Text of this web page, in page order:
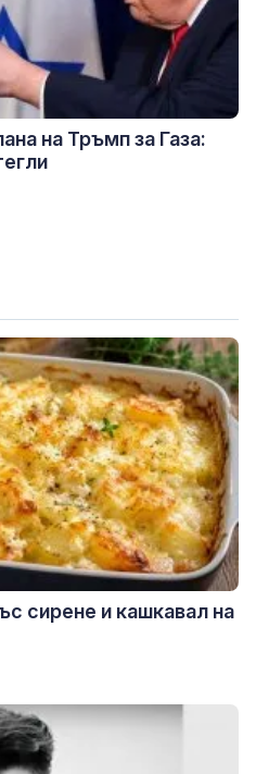
на Тръмп за Газа:
сирене и кашкавал на